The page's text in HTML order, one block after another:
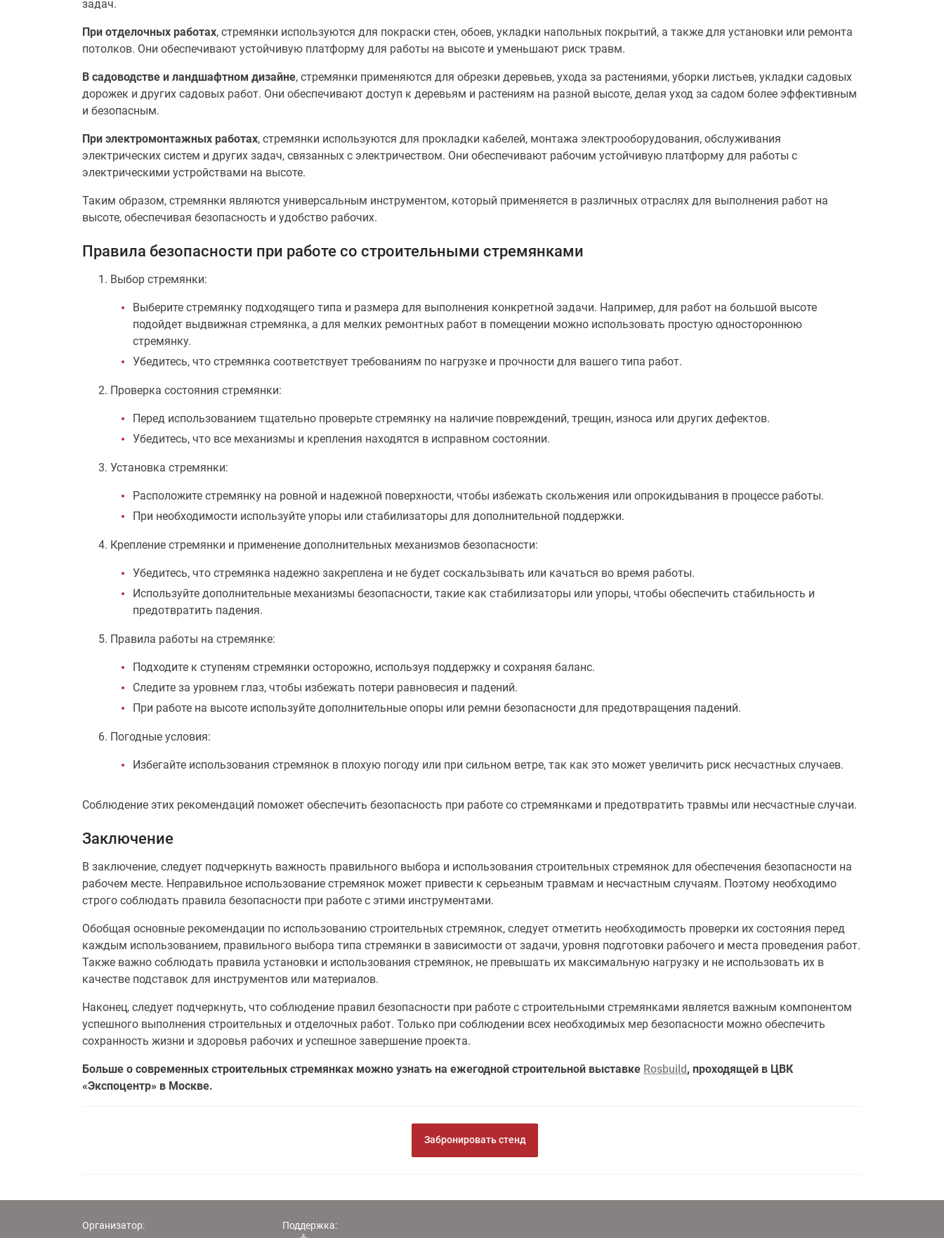
задач.
При отделочных работах, стремянки используются для покраски стен, обоев, укладки напольных покрытий, а также для установки или ремонта
потолков. Они обеспечивают устойчивую платформу для работы на высоте и уменьшают риск травм.
В садоводстве и ландшафтном дизайне, стремянки применяются для обрезки деревьев, ухода за растениями, уборки листьев, укладки садовых
дорожек и других садовых работ. Они обеспечивают доступ к деревьям и растениям на разной высоте, делая уход за садом более эффективным
и безопасным.
При электромонтажных работах, стремянки используются для прокладки кабелей, монтажа электрооборудования, обслуживания
электрических систем и других задач, связанных с электричеством. Они обеспечивают рабочим устойчивую платформу для работы с
электрическими устройствами на высоте.
Таким образом, стремянки являются универсальным инструментом, который применяется в различных отраслях для выполнения работ на
высоте, обеспечивая безопасность и удобство рабочих.
Правила безопасности при работе со строительными стремянками
Выбор стремянки:
Выберите стремянку подходящего типа и размера для выполнения конкретной задачи. Например, для работ на большой высоте
подойдет выдвижная стремянка, а для мелких ремонтных работ в помещении можно использовать простую одностороннюю
стремянку.
Убедитесь, что стремянка соответствует требованиям по нагрузке и прочности для вашего типа работ.
Проверка состояния стремянки:
Перед использованием тщательно проверьте стремянку на наличие повреждений, трещин, износа или других дефектов.
Убедитесь, что все механизмы и крепления находятся в исправном состоянии.
Установка стремянки:
Расположите стремянку на ровной и надежной поверхности, чтобы избежать скольжения или опрокидывания в процессе работы.
При необходимости используйте упоры или стабилизаторы для дополнительной поддержки.
Крепление стремянки и применение дополнительных механизмов безопасности:
Убедитесь, что стремянка надежно закреплена и не будет соскальзывать или качаться во время работы.
Используйте дополнительные механизмы безопасности, такие как стабилизаторы или упоры, чтобы обеспечить стабильность и
предотвратить падения.
Правила работы на стремянке:
Подходите к ступеням стремянки осторожно, используя поддержку и сохраняя баланс.
Следите за уровнем глаз, чтобы избежать потери равновесия и падений.
При работе на высоте используйте дополнительные опоры или ремни безопасности для предотвращения падений.
Погодные условия:
Избегайте использования стремянок в плохую погоду или при сильном ветре, так как это может увеличить риск несчастных случаев.
Соблюдение этих рекомендаций поможет обеспечить безопасность при работе со стремянками и предотвратить травмы или несчастные случаи.
Заключение
В заключение, следует подчеркнуть важность правильного выбора и использования строительных стремянок для обеспечения безопасности на
рабочем месте. Неправильное использование стремянок может привести к серьезным травмам и несчастным случаям. Поэтому необходимо
строго соблюдать правила безопасности при работе с этими инструментами.
Обобщая основные рекомендации по использованию строительных стремянок, следует отметить необходимость проверки их состояния перед
каждым использованием, правильного выбора типа стремянки в зависимости от задачи, уровня подготовки рабочего и места проведения работ.
Также важно соблюдать правила установки и использования стремянок, не превышать их максимальную нагрузку и не использовать их в
качестве подставок для инструментов или материалов.
Наконец, следует подчеркнуть, что соблюдение правил безопасности при работе с строительными стремянками является важным компонентом
успешного выполнения строительных и отделочных работ. Только при соблюдении всех необходимых мер безопасности можно обеспечить
сохранность жизни и здоровья рабочих и успешное завершение проекта.
Больше о современных строительных стремянках можно узнать на ежегодной строительной выставке Rosbuild, проходящей в ЦВК
«Экспоцентр» в Москве.
Забронировать стенд
Организатор: Поддержка: